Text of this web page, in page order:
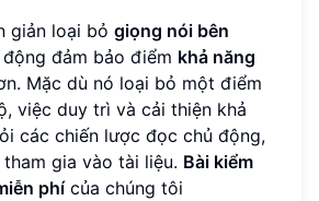
giản loại bỏ giọng nói bên
đảm bảo điểm khả năng
Mặc dù nó loại bỏ một điểm
việc duy trì và cải thiện khả
các chiến lược đọc chủ động,
gia vào tài liệu. Bài kiểm
phícủa chúng tôi